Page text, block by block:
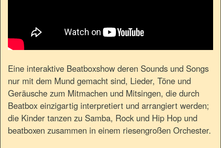
Eine interaktive Beatboxshow deren Sounds und Songs
nur mit dem Mund gemacht sind, Lieder, Töne und
Geräusche zum Mitmachen und Mitsingen, die durch
Beatbox einzigartig interpretiert und arrangiert werden;
die Kinder tanzen zu Samba, Rock und Hip Hop und
beatboxen zusammen in einem riesengroßen Orchester.